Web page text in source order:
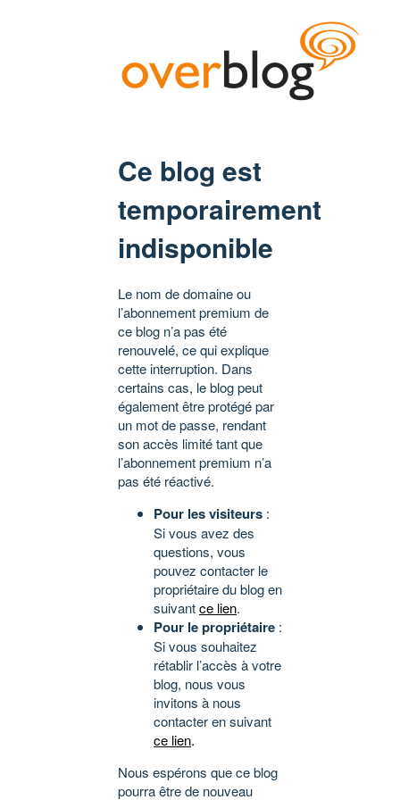
Ce blog est
temporairement
indisponible
Le nom de domaine ou
l’abonnement premium de
ce blog n’a pas été
renouvelé, ce qui explique
cette interruption. Dans
certains cas, le blog peut
également être protégé par
un mot de passe, rendant
son accès limité tant que
l’abonnement premium n’a
pas été réactivé.
Pour les visiteurs :
Si vous avez des
questions, vous
pouvez contacter le
propriétaire du blog en
suivantce lien.
Pour le propriétaire :
Si vous souhaitez
rétablir l’accès à votre
blog, nous vous
invitons à nous
contacter en suivant
ce lien.
Nous espérons que ce blog
pourra être de nouveau